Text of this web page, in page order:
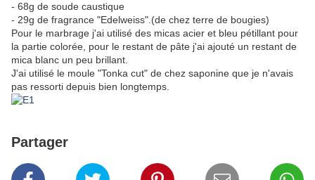
- 68g de soude caustique
- 29g de fragrance "Edelweiss".(de chez terre de bougies)
Pour le marbrage j'ai utilisé des micas acier et bleu pétillant pour
la partie colorée, pour le restant de pâte j'ai ajouté un restant de
mica blanc un peu brillant.
J'ai utilisé le moule "Tonka cut" de chez saponine que je n'avais
pas ressorti depuis bien longtemps.
Partager